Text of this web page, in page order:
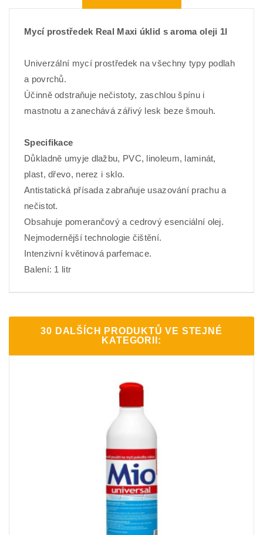
Mycí prostředek Real Maxi úklid s aroma oleji 1l
Univerzální mycí prostředek na všechny typy podlah
a povrchů.
Účinně odstraňuje nečistoty, zaschlou špínu i
mastnotu a zanechává zářivý lesk beze šmouh.
Specifikace
Důkladně umyje dlažbu, PVC, linoleum, laminát,
plast, dřevo, nerez i sklo.
Antistatická přísada zabraňuje usazování prachu a
nečistot.
Obsahuje pomerančový a cedrový esenciální olej.
Nejmodernější technologie čištění.
Intenzivní květinová parfemace.
Balení: 1 litr
30 DALŠÍCH PRODUKTŮ VE STEJNÉ
KATEGORII: